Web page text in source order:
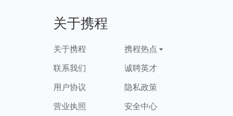
关于携程
关于携程
携程热点
联系我们
诚聘英才
用户协议
隐私政策
营业执照
安全中心